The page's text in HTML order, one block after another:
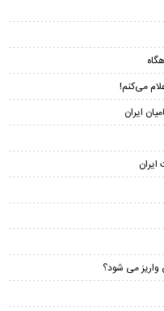
می‌کنم!
ایران
می شود؟